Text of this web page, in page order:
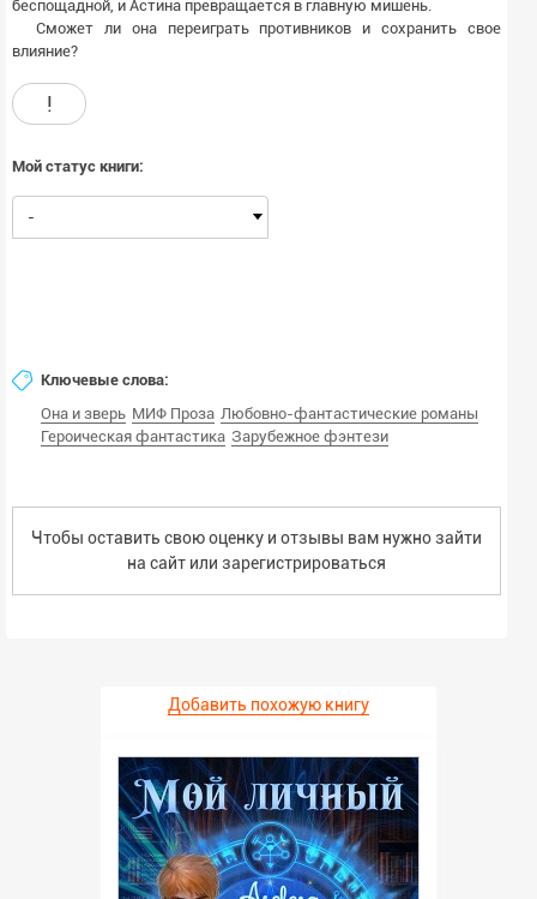
беспощадной, и Астина превращается в главную мишень.
Сможет ли она переиграть противников и сохранить свое
влияние?
!
Мой статус книги:
-
Ключевые слова:
Она и зверь МИФ Проза Любовно-фантастические романы
Героическая фантастика Зарубежное фэнтези
Чтобы оставить свою оценку и отзывы вам нужно зайти
на сайт или зарегистрироваться
Добавить похожую книгу